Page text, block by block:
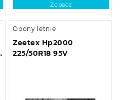
Zobacz
Opony letnie
Zeetex Hp2000
225/50R18 95V